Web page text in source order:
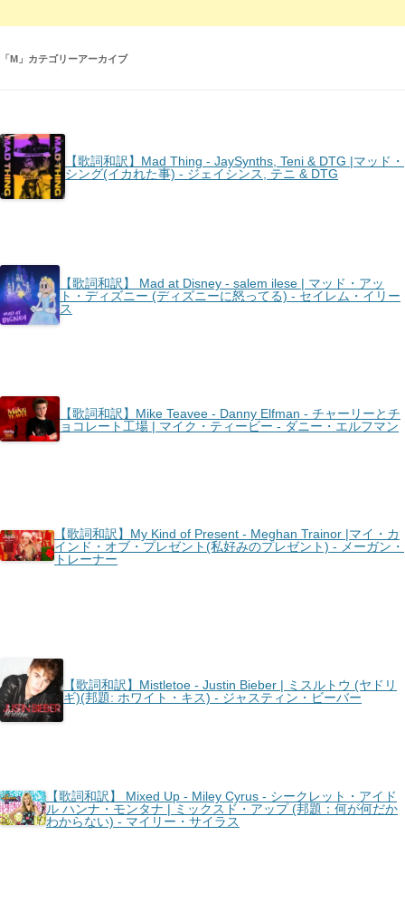
「M 」カテゴリーアーカイブ
【歌詞和訳】Mad Thing - ​JaySynths, Teni & DTG |マッド・
シング(イカれた事) - ジェイシンス, テニ & DTG
【歌詞和訳】 Mad at Disney - salem ilese | マッド・アッ
ト・ディズニー (ディズニーに怒ってる) - セイレム・イリー
ス
【歌詞和訳】Mike Teavee - Danny Elfman - チャーリーとチ
ョコレート工場 | マイク・ティービー - ダニー・エルフマン
【歌詞和訳】My Kind of Present - Meghan Trainor |マイ・カ
インド・オブ・プレゼント(私好みのプレゼント) - メーガン・
トレーナー
【歌詞和訳】Mistletoe - Justin Bieber | ミスルトウ (ヤドリ
ギ)(邦題: ホワイト・キス) - ジャスティン・ビーバー
【歌詞和訳】 Mixed Up - Miley Cyrus - シークレット・アイド
ル ハンナ・モンタナ | ミックスド・アップ (邦題：何が何だか
わからない) - マイリー・サイラス